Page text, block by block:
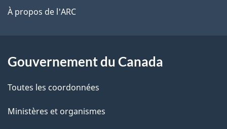
a
a
g
e
t
a
t
i
site
À propos de l'ARC
Gouvernement du Canada
Toutes les coordonnées
Ministères et organismes